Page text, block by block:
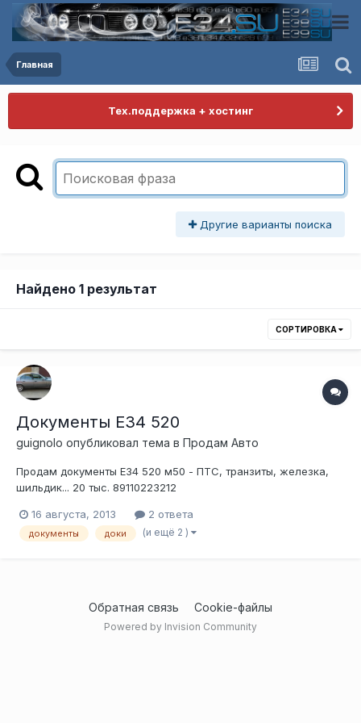
Главная
Тех.поддержка + хостинг
Другие варианты поиска
Найдено 1 результат
СОРТИРОВКА
Документы Е34 520
guignolo опубликовал тема в Продам Авто
Продам документы Е34 520 м50 - ПТС, транзиты, железка,
шильдик... 20 тыс. 89110223212
16 августа, 2013 2 ответа
документы доки (и ещё 2 )
Обратная связь Cookie-файлы
Powered by Invision Community